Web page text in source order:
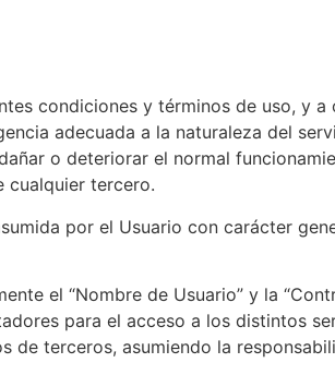
condiciones y términos de uso, y
adecuada a la naturaleza del
o deteriorar el normal
cualquier tercero.
por el Usuario con carácter
el “Nombre de Usuario” y la
para el acceso a los distintos
terceros, asumiendo la